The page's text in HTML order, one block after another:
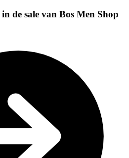
in de sale van Bos Men Shop